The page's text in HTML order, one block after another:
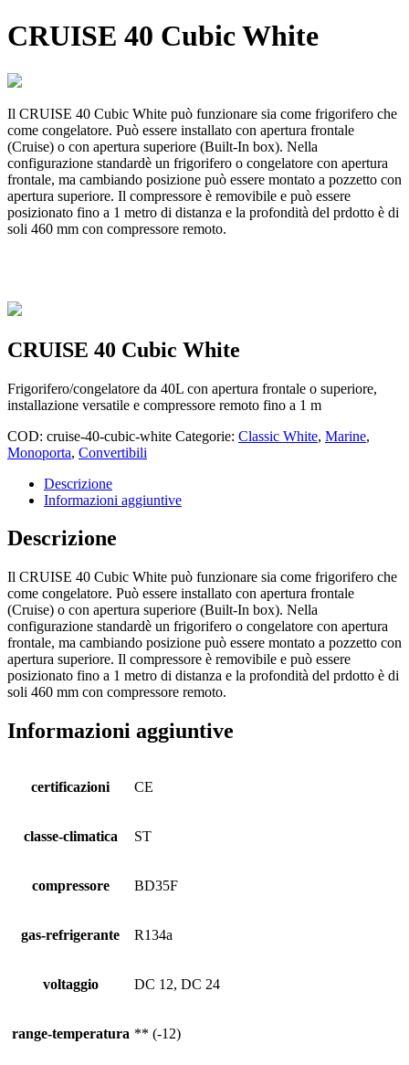
CRUISE 40 Cubic White
Il CRUISE 40 Cubic White può funzionare sia come frigorifero che
come congelatore. Può essere installato con apertura frontale
(Cruise) o con apertura superiore (Built-In box). Nella
configurazione standardè un frigorifero o congelatore con apertura
frontale, ma cambiando posizione può essere montato a pozzetto con
apertura superiore. Il compressore è removibile e può essere
posizionato fino a 1 metro di distanza e la profondità del prdotto è di
soli 460 mm con compressore remoto.
CRUISE 40 Cubic White
Frigorifero/congelatore da 40L con apertura frontale o superiore,
installazione versatile e compressore remoto fino a 1 m
COD: cruise-40-cubic-white Categorie: Classic White, Marine,
Monoporta, Convertibili
Descrizione
Informazioni aggiuntive
Descrizione
Il CRUISE 40 Cubic White può funzionare sia come frigorifero che
come congelatore. Può essere installato con apertura frontale
(Cruise) o con apertura superiore (Built-In box). Nella
configurazione standardè un frigorifero o congelatore con apertura
frontale, ma cambiando posizione può essere montato a pozzetto con
apertura superiore. Il compressore è removibile e può essere
posizionato fino a 1 metro di distanza e la profondità del prdotto è di
soli 460 mm con compressore remoto.
Informazioni aggiuntive
certificazioni CE
classe-climatica ST
compressore BD35F
gas-refrigerante R134a
voltaggio DC 12, DC 24
range-temperatura ** (-12)